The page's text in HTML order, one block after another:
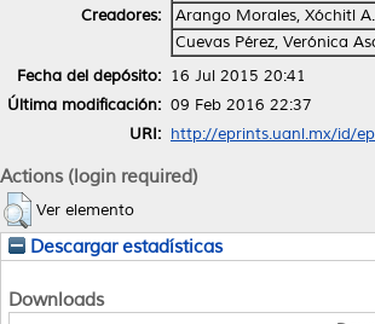
Creadores:
Arango Morales, Xóchitl A.
Cuevas Pérez, Verónica
Fecha del depósito: 16 Jul 2015 20:41
Última modificación: 09 Feb 2016 22:37
URI: http://eprints.uanl.mx/id/
Actions (login required)
Ver elemento
Descargar estadísticas
Downloads